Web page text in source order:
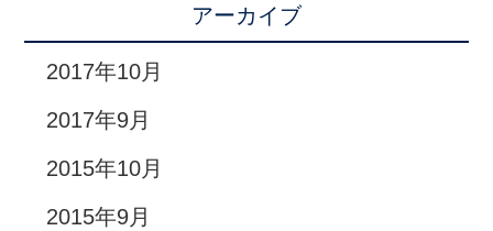
アーカイブ
2017年10月
2017年9月
2015年10月
2015年9月